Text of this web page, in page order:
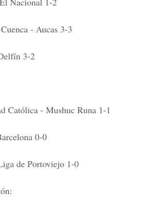
- Aucas 3-3
3-2
Católica - Mushuc Runa 1-1
0-0
de Portoviejo 1-0